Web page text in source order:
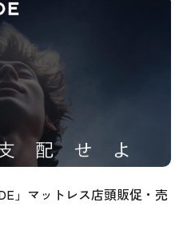
」マットレス店頭販促・売